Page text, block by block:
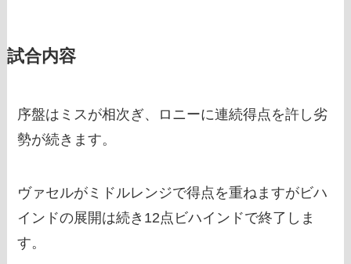
試合内容
序盤はミスが相次ぎ、ロニーに連続得点を許し劣
勢が続きます。
ヴァセルがミドルレンジで得点を重ねますがビハ
インドの展開は続き12点ビハインドで終了しま
す。